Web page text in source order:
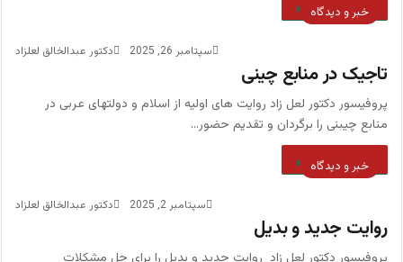
بیشتر بخوانید »
خبر و دیدگاه
دکتور عبدالخالق لعلزاد سپتامبر 26, 2025
تاجیک در منابع چینی
پروفیسور دکتور لعل زاد روایت های اولیه از اسلام و دولتهای عربی در
منابع چیبنی را برگردان و تقدیم حضور…
بیشتر بخوانید »
خبر و دیدگاه
دکتور عبدالخالق لعلزاد سپتامبر 2, 2025
روایت جدید و بدیل